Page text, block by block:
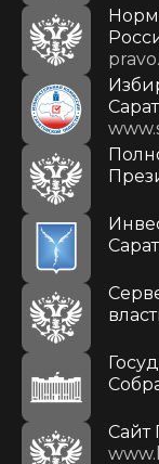
Cайт